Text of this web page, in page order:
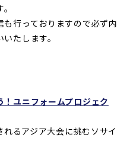
行っておりますので必ず内
たします。
！ユニフォームプロジェク
るアジア大会に挑むソサイ